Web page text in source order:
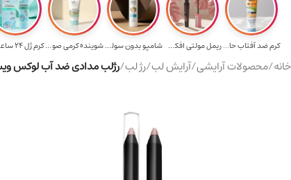
کرم ضد آفتاب حا... ریمل مولتی افکت... شامپو بدون سولف... شوینده کرمی صور...کرم ژل ۲۴ ساعته...
خانه/محصولات آرایشی/آرایش لب/رژ لب/رژلب مدادی ضد آب لوکس